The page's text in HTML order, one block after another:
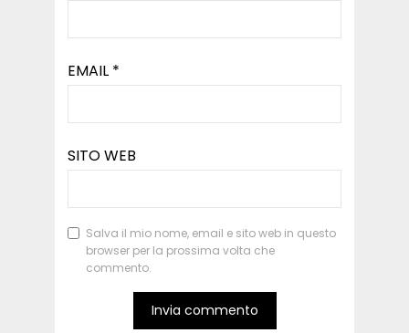
EMAIL *
SITO WEB
Salva il mio nome, email e sito web in questo
browser per la prossima volta che
commento.